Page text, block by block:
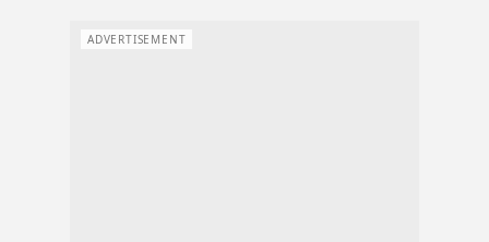
ADVERTISEMENT